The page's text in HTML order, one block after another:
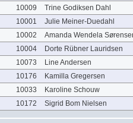
10009
Trine Godiksen Dahl
10001
Julie Meiner-Duedahl
10002
Amanda Wendela
10004
Dorte Rübner Lauridsen
10073
Line Andersen
10176
Kamilla Gregersen
10033
Karoline Schouw
10172 Sigrid Bom Nielsen